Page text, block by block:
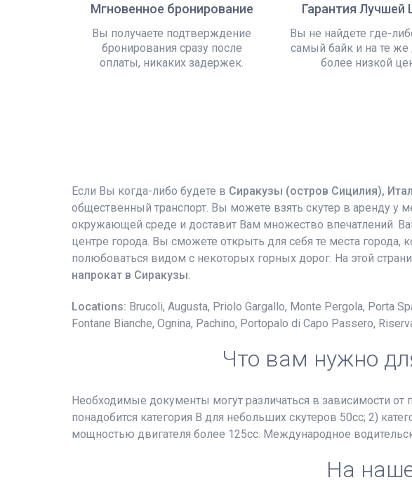
Мгновенное бронирование
Вы получаете подтверждение
бронирования сразу после
оплаты, никаких задержек.
Гарантия Лучшей
Вы не найдете где-
самый байк и на те же
более низкой
Если Вы когда-либо будете в Сиракузы (остров Сицилия),
общественный транспорт. Вы можете взять скутер в аренду у
окружающей среде и доставит Вам множество впечатлений.
центре города. Вы сможете открыть для себя те места
полюбоваться видом с некоторых горных дорог. На этой
напрокат в Сиракузы
Locations: Brucoli, Augusta, Priolo Gargallo, Monte Pergola, Porta
Fontane Bianche, Ognina, Pachino, Portopalo di Capo Passero,
Что вам нужно
Необходимые документы могут различаться в зависимости
понадобится категория B для небольших скутеров 50cc; 2)
мощностью двигателя более 125сс. Международное
На